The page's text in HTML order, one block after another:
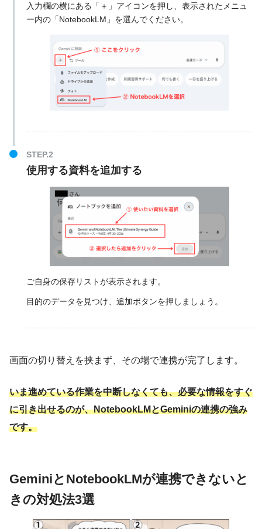
入力欄の横にある「＋」アイコンを押し、表示されたメニュ
ー内の「NotebookLM」を選んでください。
使用する資料を追加する
ご自身の保存リストが表示されます。
目的のデータを見つけ、追加ボタンを押しましょう。
画面の切り替えを挟まず、その場で連携が完了します。
いま進めている作業を中断しなくても、必要な情報をすぐ
に引き出せるのが、NotebookLMとGeminiの連携の強み
です。
GeminiとNotebookLMが連携できないと
きの対処法3選